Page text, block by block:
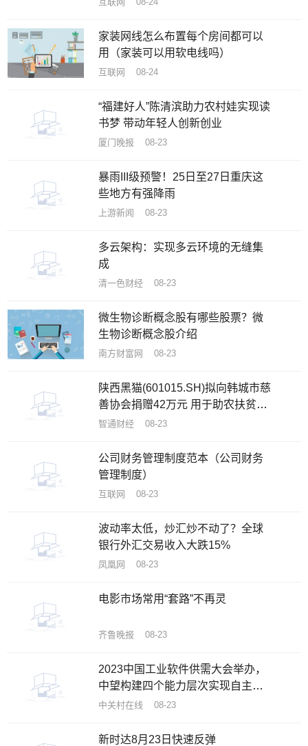
家装网线怎么布置每个房间都可以
用（家装可以用软电线吗）
互联网 08-24
“福建好人”陈清滨助力农村娃实现读
书梦 带动年轻人创新创业
厦门晚报 08-23
暴雨III级预警！25日至27日重庆这
些地方有强降雨
上游新闻 08-23
多云架构：实现多云环境的无缝集
成
清一色财经 08-23
微生物诊断概念股有哪些股票？微
生物诊断概念股介绍
南方财富网 08-23
陕西黑猫(601015.SH)拟向韩城市慈
善协会捐赠42万元 用于助农扶贫和
慈善事业
智通财经 08-23
公司财务管理制度范本（公司财务
管理制度）
互联网 08-23
波动率太低，炒汇炒不动了？全球
银行外汇交易收入大跌15%
凤凰网 08-23
电影市场常用“套路”不再灵
齐鲁晚报 08-23
2023中国工业软件供需大会举办，
中望构建四个能力层次实现自主创
新突围
中关村在线 08-23
新时达8月23日快速反弹